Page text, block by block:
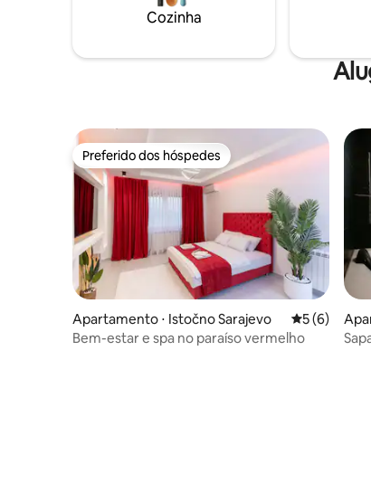
Bósnia de um ângulo totalmente novo!
Cozinha
Preferido dos hóspedes
Preferido dos hóspedes
Apartamento ⋅ Istočno Sarajevo 5 de uma
5 (6)
Bem-estar e spa no paraíso vermelho